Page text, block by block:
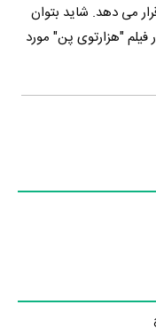
می دهد. شاید بتوان
"هزارتوی پن" مورد